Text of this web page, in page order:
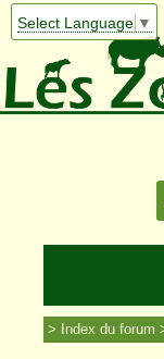
Select Language ▼
Index du forum